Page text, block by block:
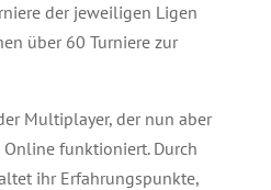
der jeweiligen Ligen
über 60 Turniere zur
Multiplayer, der nun aber
funktioniert. Durch
ihr Erfahrungspunkte,